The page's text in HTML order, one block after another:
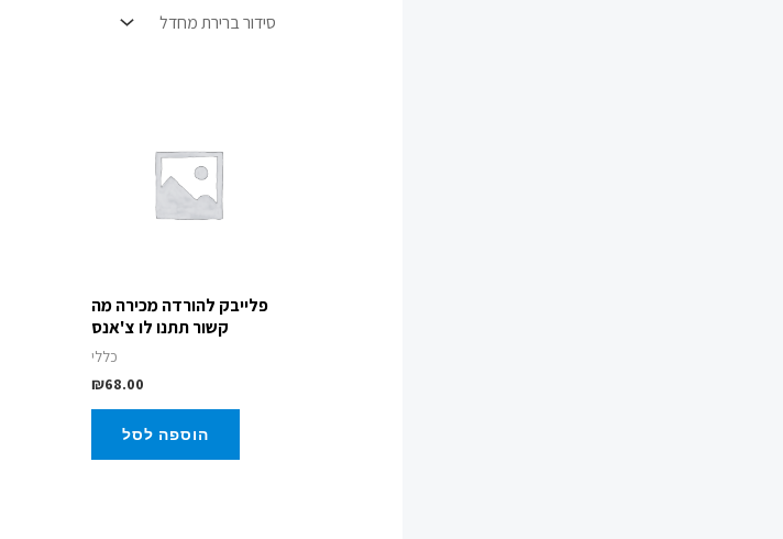
פלייבק להורדה מכירה מה
קשור תתנו לו צ'אנס
כללי
₪68.00
הוספה לסל